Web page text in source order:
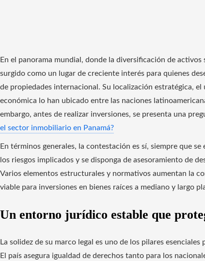
En el panorama mundial, donde la diversificación de
surgido como un lugar de creciente interés para quienes
de propiedades internacional. Su localización estratégica,
económica lo han ubicado entre las naciones
embargo, antes de realizar inversiones, se presenta una
el sector inmobiliario en Panamá?
En términos generales, la contestación es sí, siempre que
los riesgos implicados y se disponga de asesoramiento de
Varios elementos estructurales y normativos aumentan la
viable para inversiones en bienes raíces a mediano y largo
Un entorno jurídico estable que
La solidez de su marco legal es uno de los pilares
El país asegura igualdad de derechos tanto para los